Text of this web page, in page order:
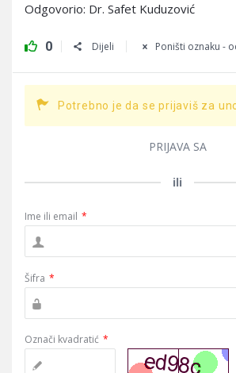
Odgovorio: Dr. Safet Kuduzović
0 Dijeli Poništi oznaku -
Potrebno je da se prijaviš za
PRIJAVA SA
ili
Ime ili email *
Šifra *
Označi kvadratić *